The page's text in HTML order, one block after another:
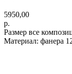
5950,00
р.
Размер все
Материал: фанера